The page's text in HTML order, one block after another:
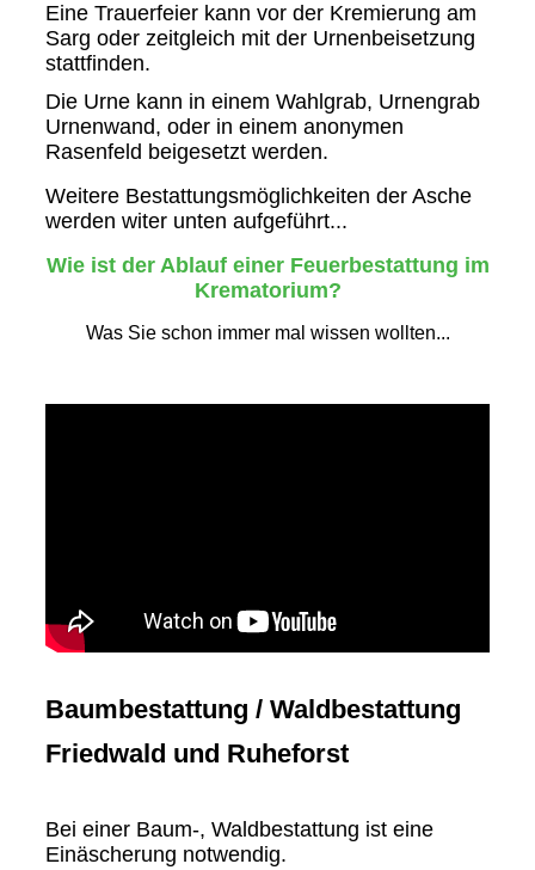
Eine Trauerfeier kann vor der Kremierung am
Sarg oder zeitgleich mit der Urnenbeisetzung
stattfinden.
Die Urne kann in einem Wahlgrab, Urnengrab
Urnenwand, oder in einem anonymen
Rasenfeld beigesetzt werden.
Weitere Bestattungsmöglichkeiten der Asche
werden witer unten aufgeführt...
Wie ist der Ablauf einer Feuerbestattung im
Krematorium?
Was Sie schon immer mal wissen wollten...
Baumbestattung / Waldbestattung
Friedwald und Ruheforst
Bei einer Baum-, Waldbestattung ist eine
Einäscherung notwendig.